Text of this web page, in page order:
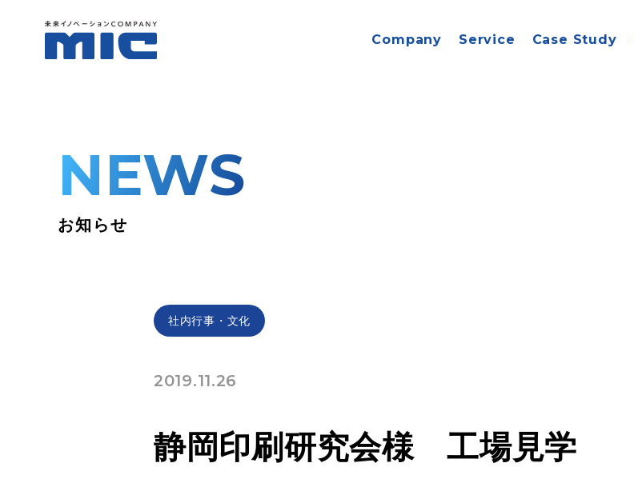
Company Service Case Study
NEWS
お知らせ
社内行事・文化
2019.11.26
静岡印刷研究会様 工場見学